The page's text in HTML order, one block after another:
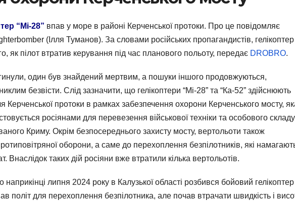
“Мі-28” впав у море в районі Керченської протоки. Про це повідомляє
(Ілля Туманов). За словами російських пропагандистів, гелікоптер
як пілот втратив керування під час планового польоту, передає DROBRO.
один був знайдений мертвим, а пошуки іншого продовжуються,
безвісти. Слід зазначити, що гелікоптери “Мі-28” та “Ка-52” здійснюють
Керченської протоки в рамках забезпечення охорони Керченського мосту,
росіянами для перевезення військової техніки та особового
Криму. Окрім безпосереднього захисту мосту, вертольоти також
оборони, а саме до перехоплення безпілотників, які
Внаслідок таких дій росіяни вже втратили кілька вертольотів.
липня 2024 року в Калузької області розбився бойовий гелікоптер
політ для перехоплення безпілотника, але почав втрачати швидкість і